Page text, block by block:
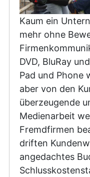
Kaum ein
mehr ohne
DVD, BluRay
Pad und Phone
aber von den
überzeugende
Medienarbeit
Fremdfirmen
driften
angedachtes